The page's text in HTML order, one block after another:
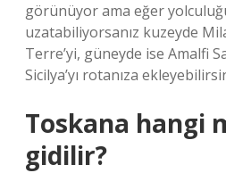
görünüyor ama eğer
uzatabiliyorsanız kuzeyde
Terre’yi, güneyde ise Amalfi
Sicilya’yı rotanıza
Toskana hangi
gidilir?